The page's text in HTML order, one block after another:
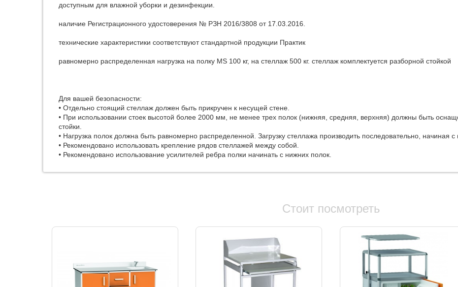
доступным для влажной уборки и дезинфекции.
наличие Регистрационного удостоверения № РЗН 2016/3808 от 17.03.2016.
технические характеристики соответствуют стандартной продукции Практик
равномерно распределенная нагрузка на полку MS 100 кг, на стеллаж 500 кг. стеллаж комплектуется разборной стойкой
Для вашей безопасности:
• Отдельно стоящий стеллаж должен быть прикручен к несущей стене.
• При использовании стоек высотой более 2000 мм, не менее трех полок (нижняя, средняя, верхняя) должны быть
стойки.
• Нагрузка полок должна быть равномерно распределенной. Загрузку стеллажа производить последовательно, начиная с
• Рекомендовано использовать крепление рядов стеллажей между собой.
• Рекомендовано использование усилителей ребра полки начинать с нижних полок.
Стоит посмотреть